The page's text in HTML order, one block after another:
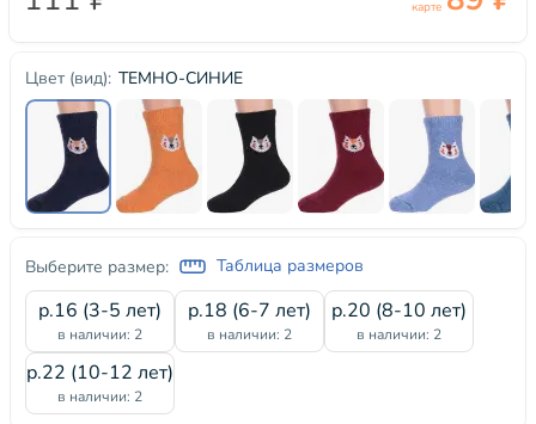
Цвет (вид): ТЕМНО-СИНИЕ
Выберите размер: Таблица размеров
р.16 (3-5 лет)
в наличии: 2
р.18 (6-7 лет)
в наличии: 2
р.20 (8-10 лет)
в наличии: 2
р.22 (10-12 лет)
в наличии: 2
карте